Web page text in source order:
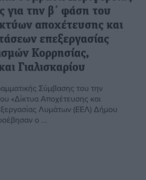
για την β΄ φάση του
αποχέτευσης και
επεξεργασίας
Κορρησίας,
Γιαλισκαρίου
Σύμβασης του την
«Δίκτυα Αποχέτευσης και
Λυμάτων (ΕΕΛ) Δήμου
ο ...